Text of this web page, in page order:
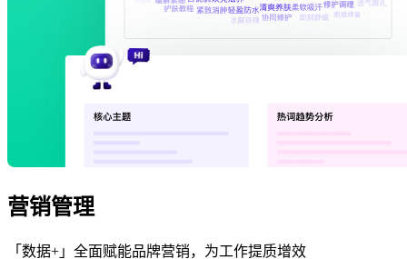
营销管理
「数据+」全面赋能品牌营销，为工作提质增效